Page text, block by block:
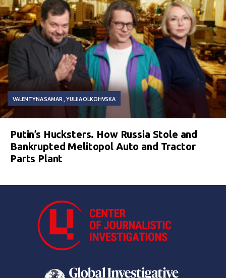
VALENTYNA SAMAR YULIIA OLKOHVSKA
Putin’s Hucksters. How Russia Stole and
Bankrupted Melitopol Auto and Tractor
Parts Plant